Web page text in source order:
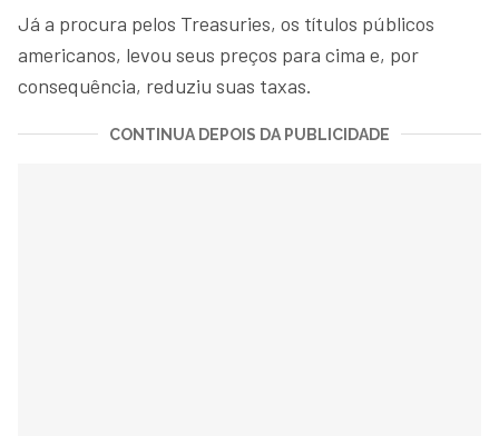
Já a procura pelos Treasuries, os títulos públicos
americanos, levou seus preços para cima e, por
consequência, reduziu suas taxas.
CONTINUA DEPOIS DA PUBLICIDADE